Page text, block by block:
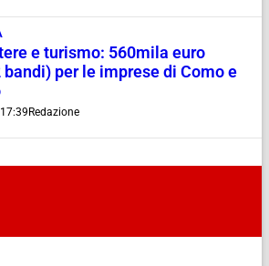
e turismo: 560mila euro
bandi) per le imprese di Como e
17:39 Redazione